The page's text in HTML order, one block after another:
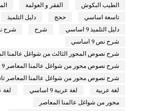
الطيب البكوش
الفقر و العولمة
تاسعة اساسي
حجج
دليل التلميذ
دليل التلميذ 9 اساسي
شرح
شرح
شرح نص 9 اساسي
شرح نصوص المحور الثالث من شواغل عالمنا
شرح نصوص محور من شواغل عالمنا المعاصر 9 أساسي
شرح نصوص محور من شواغل عالمنا المعاصر
لغة عربية
لغة عربية 9 اساسي
لغة
محور من شواغل عالمنا المعاصر